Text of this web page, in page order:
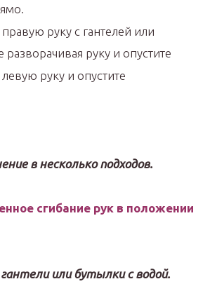
руку с гантелей или
разворачивая руку и опустите
руку и опустите
в несколько подходов.
сгибание рук в положении
гантели или бутылки с водой.